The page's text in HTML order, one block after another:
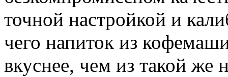
точной настройкой и
чего напиток из
вкуснее, чем из такой же